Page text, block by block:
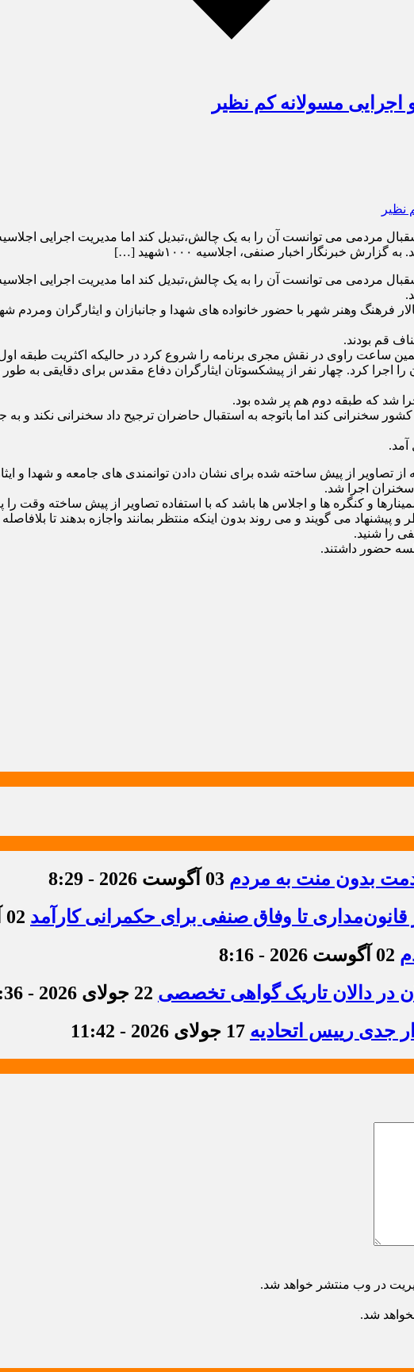
مسولانه کم نظیر
مردمی می توانست آن را به یک چالش،تبدیل کند اما مدیریت اجرایی
خبرنگار اخبار صنفی، اجلاسیه ۱۰۰۰شهید […]
مردمی می توانست آن را به یک چالش،تبدیل کند اما مدیریت اجرایی
اجلاسیه ۱۰۰۰شهید اصناف قم در تالار فرهنگ وهنر شهر با حضور خانواده های شهدا و جانبازان و
قم بودند.
اجرا کرد. چهار نفر از پیشکسوتان ایثارگران دفاع مقدس برای دقایقی به
شد که طبقه دوم هم پر شده بود.
کشور سخنرانی کند اما باتوجه به استقبال حاضران ترجیح داد سخنرانی نکند و
آمد.
تصاویر از پیش ساخته شده برای نشان دادن توانمندی های جامعه و شهدا و
سخنران اجرا شد.
و کنگره ها و اجلاس ها باشد که با استفاده تصاویر از پیش ساخته وقت را
می گویند و می روند بدون اینکه منتظر بمانند واجازه بدهند تا
را شنید.
حضور داشتند.
بدون منت به مردم 03 آگوست 2026 - 8:29
تا وفاق صنفی برای حکمرانی کارآمد 02 آگوست 2026 - 13:01
02 آگوست 2026 - 8:16
در دالان تاریک گواهی تخصصی 22 جولای 2026 - 8:36
جدی رییس اتحادیه 17 جولای 2026 - 11:42
در وب منتشر خواهد شد.
شد.